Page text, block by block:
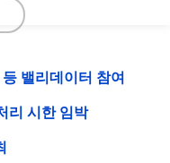
밸리데이터 참여
리 시한 임박